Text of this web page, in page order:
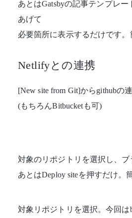
あとはGatsbyの記事テンプレ
あげて
必要箇所に表示するだけです。
Netlifyとの連携
[New site from Git]からgithubの
(もちろんBitbucketも可)
対象のリポジトリを選択し、ブ
あとはDeploy siteを押すだけ。
対象リポジトリを選択。今回は